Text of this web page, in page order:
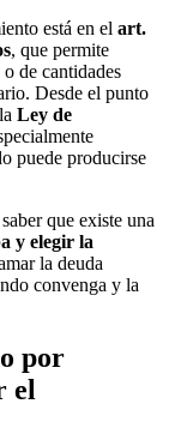
está en el art.
, que permite
de cantidades
Desde el punto
Ley de
puede producirse
que existe una
y elegir la
la deuda
convenga y la
por
el